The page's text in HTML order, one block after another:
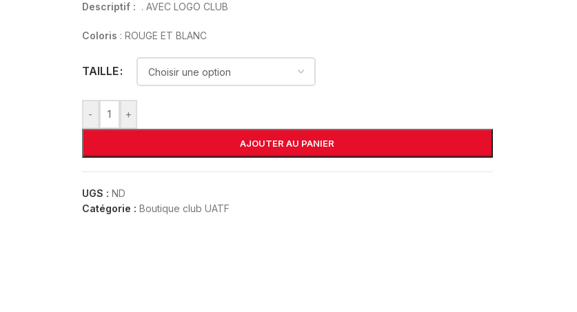
Descriptif : . AVEC LOGO CLUB
Coloris : ROUGE ET BLANC
TAILLE
- +
AJOUTER AU PANIER
UGS : ND
Catégorie : Boutique club UATF